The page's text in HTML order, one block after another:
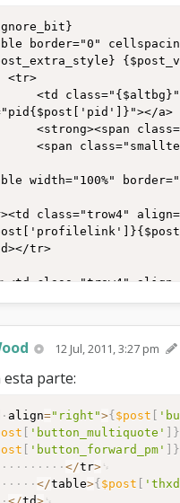
border="0"
space: nowrap; text-align: center;"><a name="pid{$post['pid']}"
a>
span></strong><br />
width="100%"
class="trow4"
tr>
class="trow4"
/>
/>
class="trow4"
tr>
class="trow4"
/>
tr>
12 Jul, 2011, 3:27 pm
esta parte:
align="right">{ $post
'button_multiquote' }
'button_forward_pm' }
</tr>
</table>{ $post